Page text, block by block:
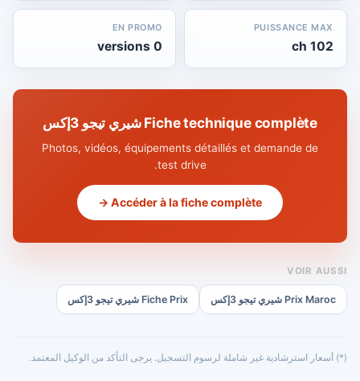
PUISSANCE MAX
102 ch
EN PROMO
0 versions
Fiche technique complète شيري تيجو 3إكس
Photos, vidéos, équipements détaillés et demande de
test drive.
Accéder à la fiche complète →
VOIR AUSSI
Prix Maroc شيري تيجو 3إكس Fiche Prix شيري تيجو 3إكس
(*) أسعار استرشادية غير شاملة لرسوم التسجيل. يرجى التأكد من الوكيل المعتمد.